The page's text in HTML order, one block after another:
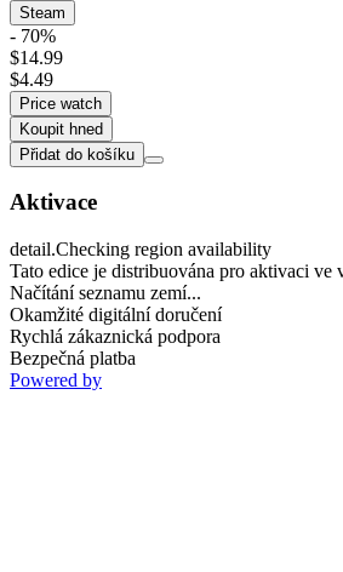
Steam
- 70%
$14.99
$4.49
Price watch
Koupit hned
Přidat do košíku
Aktivace
detail.Checking region availability
Tato edice je distribuována pro aktivaci ve
Načítání seznamu zemí...
Okamžité digitální doručení
Rychlá zákaznická podpora
Bezpečná platba
Powered by